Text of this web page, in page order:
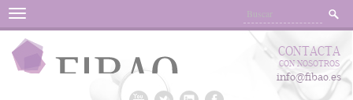
Menu
CONTACTA
CON NOSOTROS
info@fibao.es